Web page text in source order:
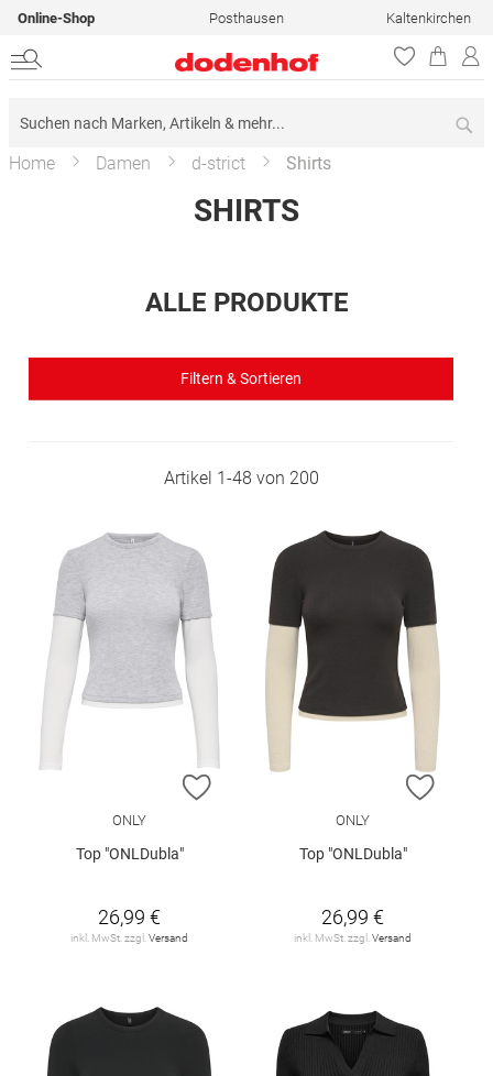
Online-Shop Posthausen Kaltenkirchen
Home Damen d-strict Shirts
SHIRTS
ALLE PRODUKTE
Filtern & Sortieren
Artikel 1-48 von 200
ZUR WUNSCHLISTE HINZUFÜGEN
ONLY
Top "ONLDubla"
26,99 €
inkl. MwSt. zzgl. Versand
ZUR
ONLY
Top "ONLDubla"
26,99 €
inkl. MwSt. zzgl. Versand